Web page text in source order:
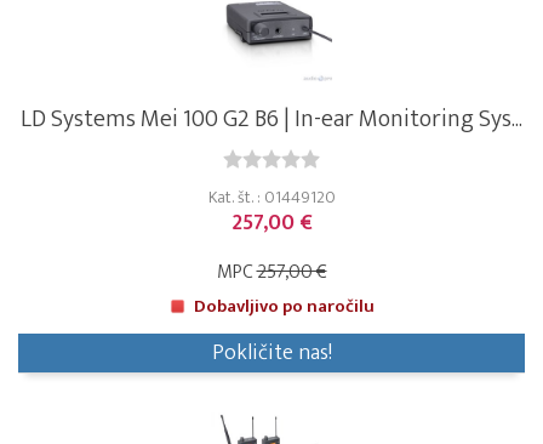
LD Systems Mei 100 G2 B6 | In-ear Monitoring Sys...
Kat. št. : 01449120
257,00 €
MPC257,00 €
Dobavljivo po naročilu
Pokličite nas!